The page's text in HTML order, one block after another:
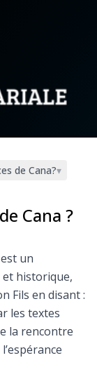
légales
de Cana?▾
Cana ?
un
historique,
Fils en disant :
les textes
la rencontre